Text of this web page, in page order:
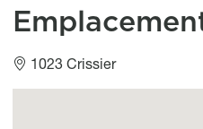
1023 Crissier